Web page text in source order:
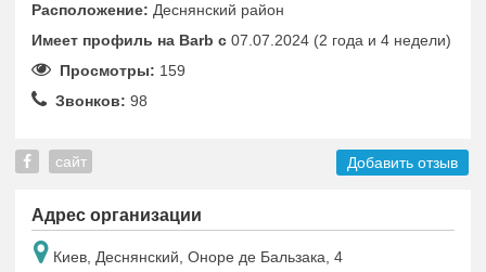
Расположение: Деснянский район
Имеет профиль на Barb c 07.07.2024 (2 года и 4 недели)
Просмотры: 159
Звонков: 98
сайт Добавить отзыв
Адрес организации
Киев, Деснянский, Оноре де Бальзака, 4